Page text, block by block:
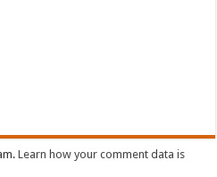
Learn how your comment data is